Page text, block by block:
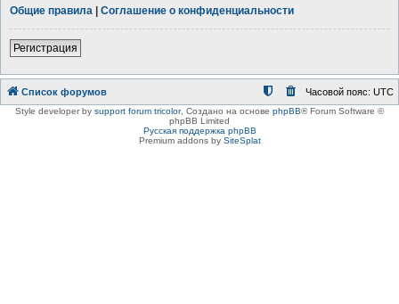
Общие правила | Соглашение о конфиденциальности
Регистрация
Список форумов Часовой пояс: UTC
Style developer by support forum tricolor, Создано на основе phpBB® Forum Software ©
phpBB Limited
Русская поддержка phpBB
Premium addons by SiteSplat